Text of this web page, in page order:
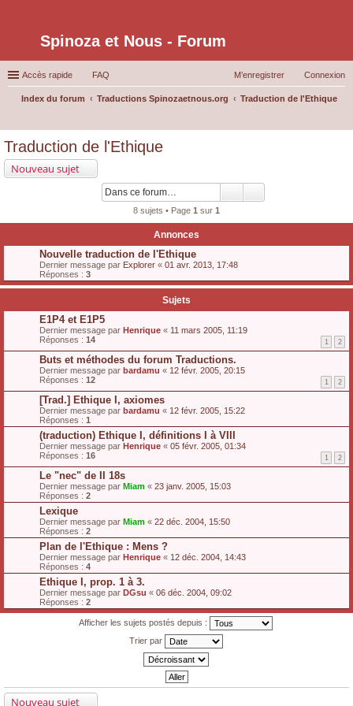
Spinoza et Nous - Forum
Accès rapide FAQ Connexion
M’enregistrer
Index du forum Traductions Spinozaetnous.org Traduction de l'Ethique
Traduction de l'Ethique
Nouveau sujet
8 sujets • Page 1 sur 1
Annonces
Nouvelle traduction de l'Ethique
Dernier message par Explorer « 01 avr. 2013, 17:48
Réponses : 3
Sujets
E1P4 et E1P5
Dernier message par Henrique « 11 mars 2005, 11:19
Réponses : 14 1 2
Buts et méthodes du forum Traductions.
Dernier message par bardamu « 12 févr. 2005, 20:15
Réponses : 12 1 2
[Trad.] Ethique I, axiomes
Dernier message par bardamu « 12 févr. 2005, 15:22
Réponses : 1
(traduction) Ethique I, définitions I à VIII
Dernier message par Henrique « 05 févr. 2005, 01:34
Réponses : 16 1 2
Le "nec" de II 18s
Dernier message par Miam « 23 janv. 2005, 15:03
Réponses : 2
Lexique
Dernier message par Miam « 22 déc. 2004, 15:50
Réponses : 2
Plan de l'Ethique : Mens ?
Dernier message par Henrique « 12 déc. 2004, 14:43
Réponses : 4
Ethique I, prop. 1 à 3.
Dernier message par DGsu « 06 déc. 2004, 09:02
Réponses : 2
Afficher les sujets postés depuis :
Trier par
Nouveau sujet